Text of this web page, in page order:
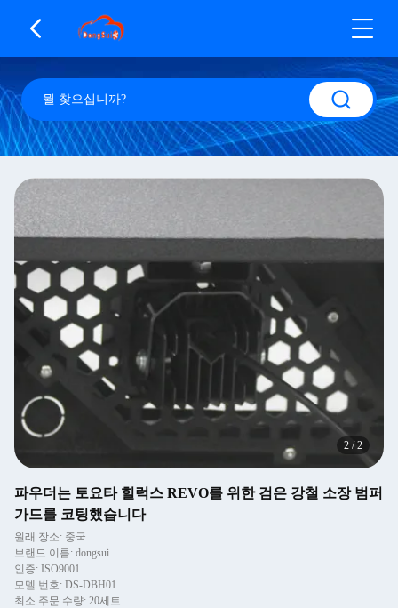
2 /2
파우더는 토요타 힐럭스 REVO를 위한 검은 강철 소장 범퍼
가드를 코팅했습니다
원래 장소: 중국
브랜드 이름: dongsui
인증: ISO9001
모델 번호: DS-DBH01
최소 주문 수량: 20세트